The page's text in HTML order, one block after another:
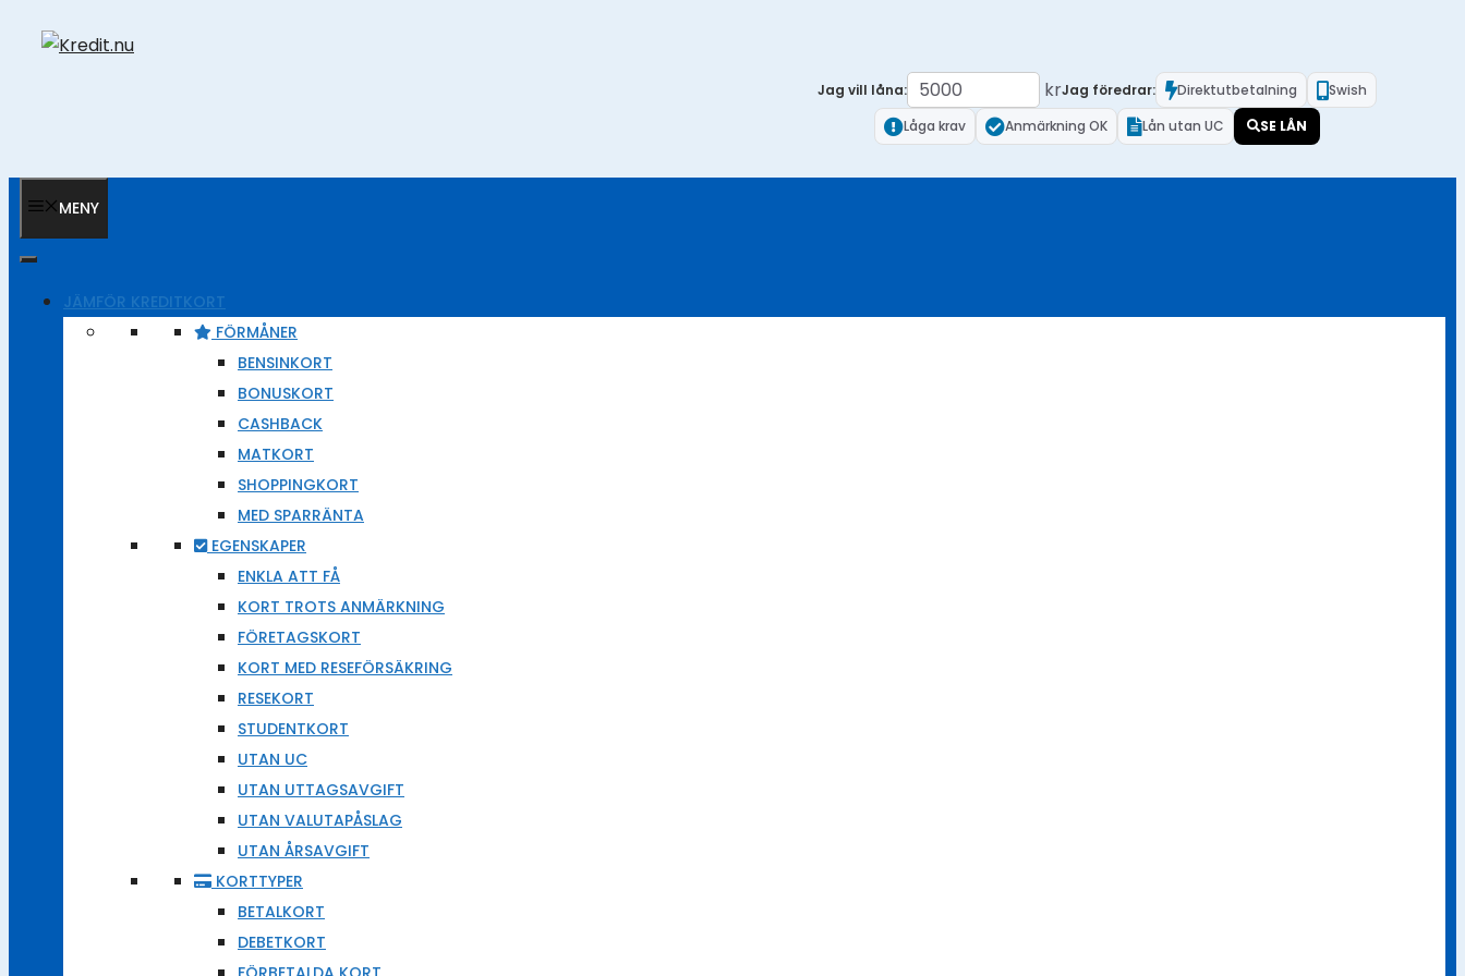
Jag vill låna: krJag föredrar: Direktutbetalning
Swish
Låga krav
Anmärkning OK Lån utan UC SE LÅN
MENY
JÄMFÖR KREDITKORT
FÖRMÅNER
BENSINKORT
BONUSKORT
CASHBACK
MATKORT
SHOPPINGKORT
MED SPARRÄNTA
EGENSKAPER
ENKLA ATT FÅ
KORT TROTS ANMÄRKNING
FÖRETAGSKORT
KORT MED RESEFÖRSÄKRING
RESEKORT
STUDENTKORT
UTAN UC
UTAN UTTAGSAVGIFT
UTAN VALUTAPÅSLAG
UTAN ÅRSAVGIFT
KORTTYPER
BETALKORT
DEBETKORT